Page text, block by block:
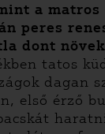
a
peres
dont
tatos
dagan
első érző